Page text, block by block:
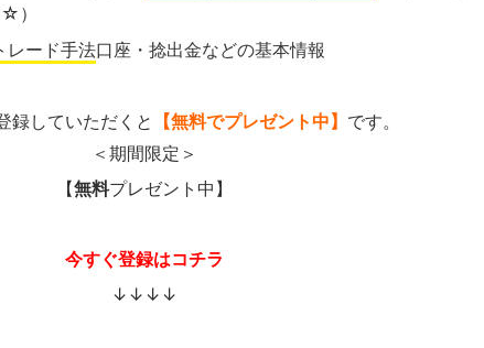
）
レード手法口座・捻出金などの基本情報
録していただくと 【無料でプレゼント中】 です。
＜期間限定＞
【無料プレゼント中】
今すぐ登録はコチラ
↓↓↓↓